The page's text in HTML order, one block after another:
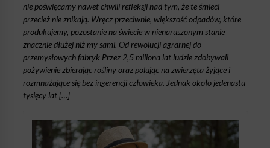
nie poświęcamy nawet chwili refleksji nad tym, że te śmieci
przecież nie znikają. Wręcz przeciwnie, większość odpadów, które
produkujemy, pozostanie na świecie w nienaruszonym stanie
znacznie dłużej niż my sami. Od rewolucji agrarnej do
przemysłowych fabryk Przez 2,5 miliona lat ludzie zdobywali
pożywienie zbierając rośliny oraz polując na zwierzęta żyjące i
rozmnażające się bez ingerencji człowieka. Jednak około jedenastu
tysięcy lat […]